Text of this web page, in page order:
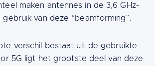
maken antennes in de 3,6 GHz-
van deze “beamforming”.
verschil bestaat uit de gebruikte
5G ligt het grootste deel van deze